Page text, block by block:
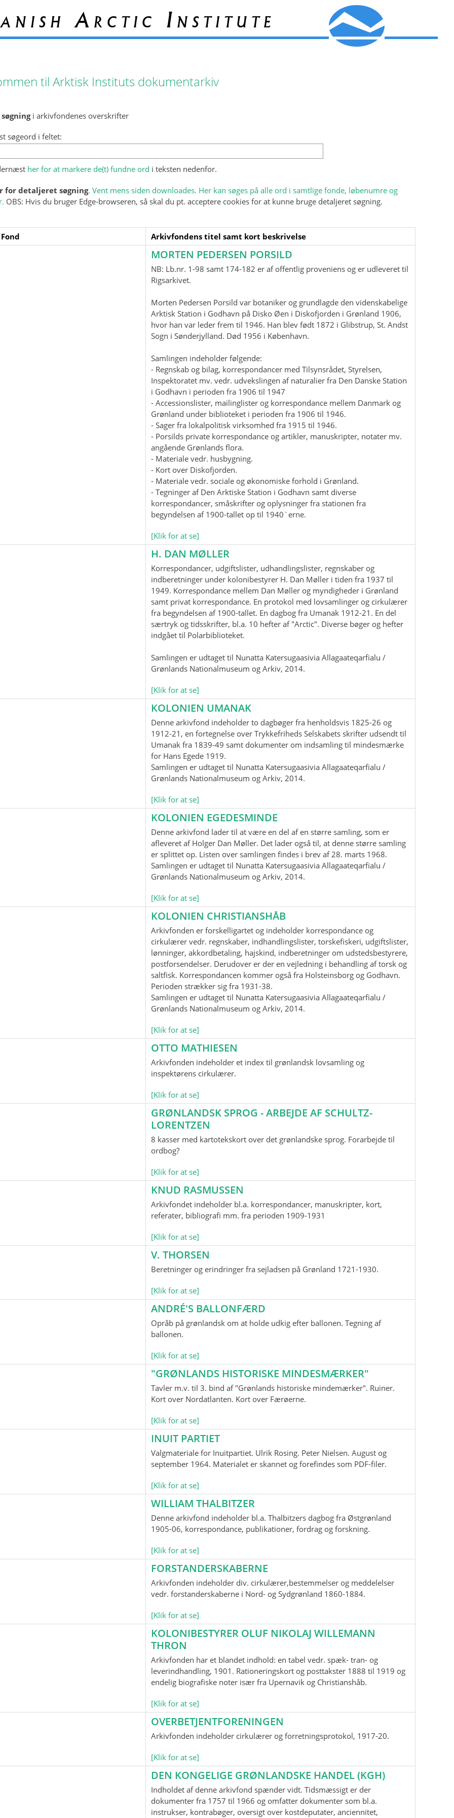
Arctic Institute
til Arktisk Instituts dokumentarkiv
i arkivfondenes overskrifter
søgeord i feltet:
her for at markere de(t) fundne ord i teksten nedenfor.
for detaljeret søgning. Vent mens siden downloades. Her kan søges på alle ord i samtlige fonde, løbenumre og
OBS: Hvis du bruger Edge-browseren, så skal du pt. acceptere cookies for at kunne bruge detaljeret søgning.
Arkivfondens titel samt kort beskrivelse
MORTEN PEDERSEN PORSILD
NB: Lb.nr. 1-98 samt 174-182 er af offentlig proveniens og er udleveret til
Rigsarkivet.
Morten Pedersen Porsild var botaniker og grundlagde den videnskabelige
Arktisk Station i Godhavn på Disko Øen i Diskofjorden i Grønland 1906,
hvor han var leder frem til 1946. Han blev født 1872 i Glibstrup, St. Andst
Sogn i Sønderjylland. Død 1956 i København.
Samlingen indeholder følgende:
- Regnskab og bilag, korrespondancer med Tilsynsrådet, Styrelsen,
Inspektoratet mv. vedr. udvekslingen af naturalier fra Den Danske Station
i Godhavn i perioden fra 1906 til 1947
- Accessionslister, mailinglister og korrespondance mellem Danmark og
Grønland under biblioteket i perioden fra 1906 til 1946.
- Sager fra lokalpolitisk virksomhed fra 1915 til 1946.
- Porsilds private korrespondance og artikler, manuskripter, notater mv.
angående Grønlands flora.
- Materiale vedr. husbygning.
- Kort over Diskofjorden.
- Materiale vedr. sociale og økonomiske forhold i Grønland.
- Tegninger af Den Arktiske Station i Godhavn samt diverse
korrespondancer, småskrifter og oplysninger fra stationen fra
begyndelsen af 1900-tallet op til 1940`erne.
[Klik for at se]
H. DAN MØLLER
Korrespondancer, udgiftslister, udhandlingslister, regnskaber og
indberetninger under kolonibestyrer H. Dan Møller i tiden fra 1937 til
1949. Korrespondance mellem Dan Møller og myndigheder i Grønland
samt privat korrespondance. En protokol med lovsamlinger og cirkulærer
fra begyndelsen af 1900-tallet. En dagbog fra Umanak 1912-21. En del
særtryk og tidsskrifter, bl.a. 10 hefter af "Arctic". Diverse bøger og hefter
indgået til Polarbiblioteket.
Samlingen er udtaget til Nunatta Katersugaasivia Allagaateqarfialu /
Grønlands Nationalmuseum og Arkiv, 2014.
[Klik for at se]
KOLONIEN UMANAK
Denne arkivfond indeholder to dagbøger fra henholdsvis 1825-26 og
1912-21, en fortegnelse over Trykkefriheds Selskabets skrifter udsendt til
Umanak fra 1839-49 samt dokumenter om indsamling til mindesmærke
for Hans Egede 1919.
Samlingen er udtaget til Nunatta Katersugaasivia Allagaateqarfialu /
Grønlands Nationalmuseum og Arkiv, 2014.
[Klik for at se]
KOLONIEN EGEDESMINDE
Denne arkivfond lader til at være en del af en større samling, som er
afleveret af Holger Dan Møller. Det lader også til, at denne større samling
er splittet op. Listen over samlingen findes i brev af 28. marts 1968.
Samlingen er udtaget til Nunatta Katersugaasivia Allagaateqarfialu /
Grønlands Nationalmuseum og Arkiv, 2014.
[Klik for at se]
KOLONIEN CHRISTIANSHÅB
Arkivfonden er forskelligartet og indeholder korrespondance og
cirkulærer vedr. regnskaber, indhandlingslister, torskefiskeri, udgiftslister,
lønninger, akkordbetaling, hajskind, indberetninger om udstedsbestyrere,
postforsendelser. Derudover er der en vejledning i behandling af torsk og
saltfisk. Korrespondancen kommer også fra Holsteinsborg og Godhavn.
Perioden strækker sig fra 1931-38.
Samlingen er udtaget til Nunatta Katersugaasivia Allagaateqarfialu /
Grønlands Nationalmuseum og Arkiv, 2014.
[Klik for at se]
OTTO MATHIESEN
Arkivfonden indeholder et index til grønlandsk lovsamling og
inspektørens cirkulærer.
[Klik for at se]
GRØNLANDSK SPROG - ARBEJDE AF SCHULTZ-
LORENTZEN
8 kasser med kartotekskort over det grønlandske sprog. Forarbejde til
ordbog?
[Klik for at se]
KNUD RASMUSSEN
Arkivfondet indeholder bl.a. korrespondancer, manuskripter, kort,
referater, bibliografi mm. fra perioden 1909-1931
[Klik for at se]
V. THORSEN
Beretninger og erindringer fra sejladsen på Grønland 1721-1930.
[Klik for at se]
ANDRÉ'S BALLONFÆRD
Opråb på grønlandsk om at holde udkig efter ballonen. Tegning af
ballonen.
[Klik for at se]
"GRØNLANDS HISTORISKE MINDESMÆRKER"
Tavler m.v. til 3. bind af "Grønlands historiske mindemærker". Ruiner.
Kort over Nordatlanten. Kort over Færøerne.
[Klik for at se]
INUIT PARTIET
Valgmateriale for Inuitpartiet. Ulrik Rosing. Peter Nielsen. August og
september 1964. Materialet er skannet og forefindes som PDF-filer.
[Klik for at se]
WILLIAM THALBITZER
Denne arkivfond indeholder bl.a. Thalbitzers dagbog fra Østgrønland
1905-06, korrespondance, publikationer, fordrag og forskning.
[Klik for at se]
FORSTANDERSKABERNE
Arkivfonden indeholder div. cirkulærer,bestemmelser og meddelelser
vedr. forstanderskaberne i Nord- og Sydgrønland 1860-1884.
[Klik for at se]
KOLONIBESTYRER OLUF NIKOLAJ WILLEMANN
THRON
Arkivfonden har et blandet indhold: en tabel vedr. spæk- tran- og
leverindhandling, 1901. Rationeringskort og posttakster 1888 til 1919 og
endelig biografiske noter især fra Upernavik og Christianshåb.
[Klik for at se]
OVERBETJENTFORENINGEN
Arkivfonden indeholder cirkulærer og forretningsprotokol, 1917-20.
[Klik for at se]
DEN KONGELIGE GRØNLANDSKE HANDEL (KGH)
Indholdet af denne arkivfond spænder vidt. Tidsmæssigt er der
dokumenter fra 1757 til 1966 og omfatter dokumenter som bl.a.
instrukser, kontrabøger, oversigt over kostdeputater, anciennitet,